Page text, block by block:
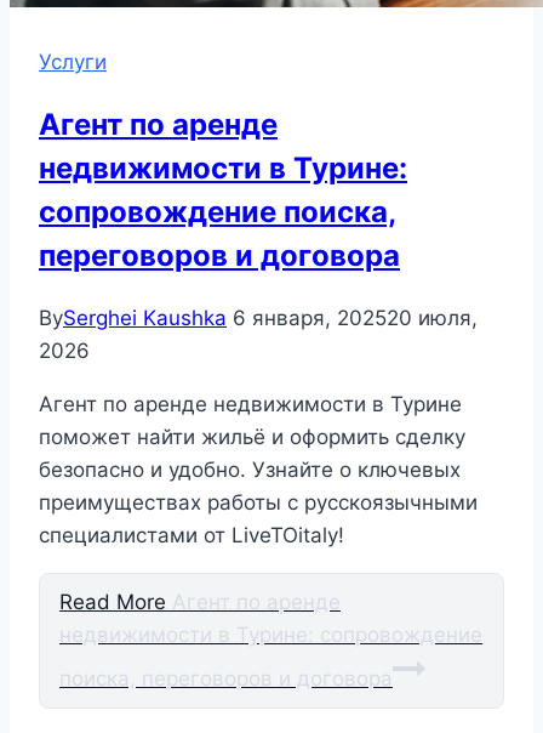
Услуги
Агент по аренде
недвижимости в Турине:
сопровождение поиска,
переговоров и договора
BySerghei Kaushka 6 января, 202520 июля,
2026
Агент по аренде недвижимости в Турине
поможет найти жильё и оформить сделку
безопасно и удобно. Узнайте о ключевых
преимуществах работы с русскоязычными
специалистами от LiveTOitaly!
Read More Агент по аренде
недвижимости в Турине: сопровождение
поиска, переговоров и договора